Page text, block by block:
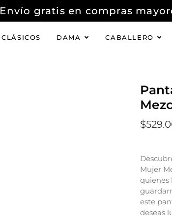
Envío gratis en compras
CLÁSICOS DAMA CABALLERO
$
Mujer
quienes
este
deseas